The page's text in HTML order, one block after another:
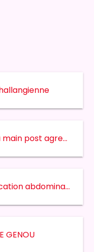
chirurgie des doigts et de la main post agression 7 jours
lombalgie chronique rééducation abdominale traitement par le radar thérapeutique
GENOU